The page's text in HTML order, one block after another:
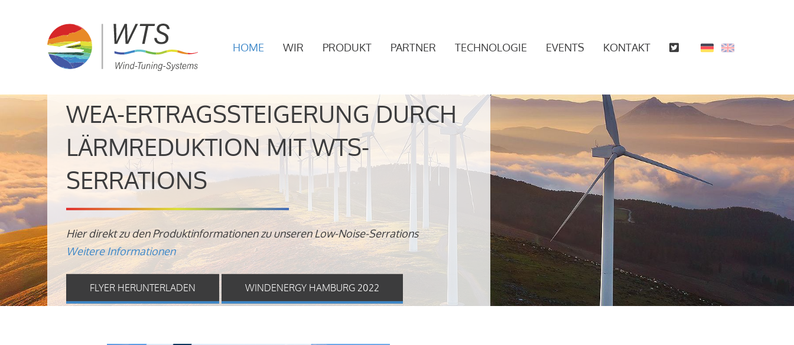
HOME WIR PRODUKT PARTNER TECHNOLOGIE EVENTS KONTAKT
WEA-ERTRAGSSTEIGERUNG DURCH
LÄRMREDUKTION MIT WTS-
SERRATIONS
Hier direkt zu den Produktinformationen zu unseren Low-Noise-Serrations
Weitere Informationen
FLYER HERUNTERLADEN WINDENERGY HAMBURG 2022